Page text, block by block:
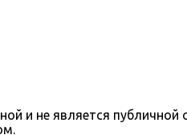
и не является